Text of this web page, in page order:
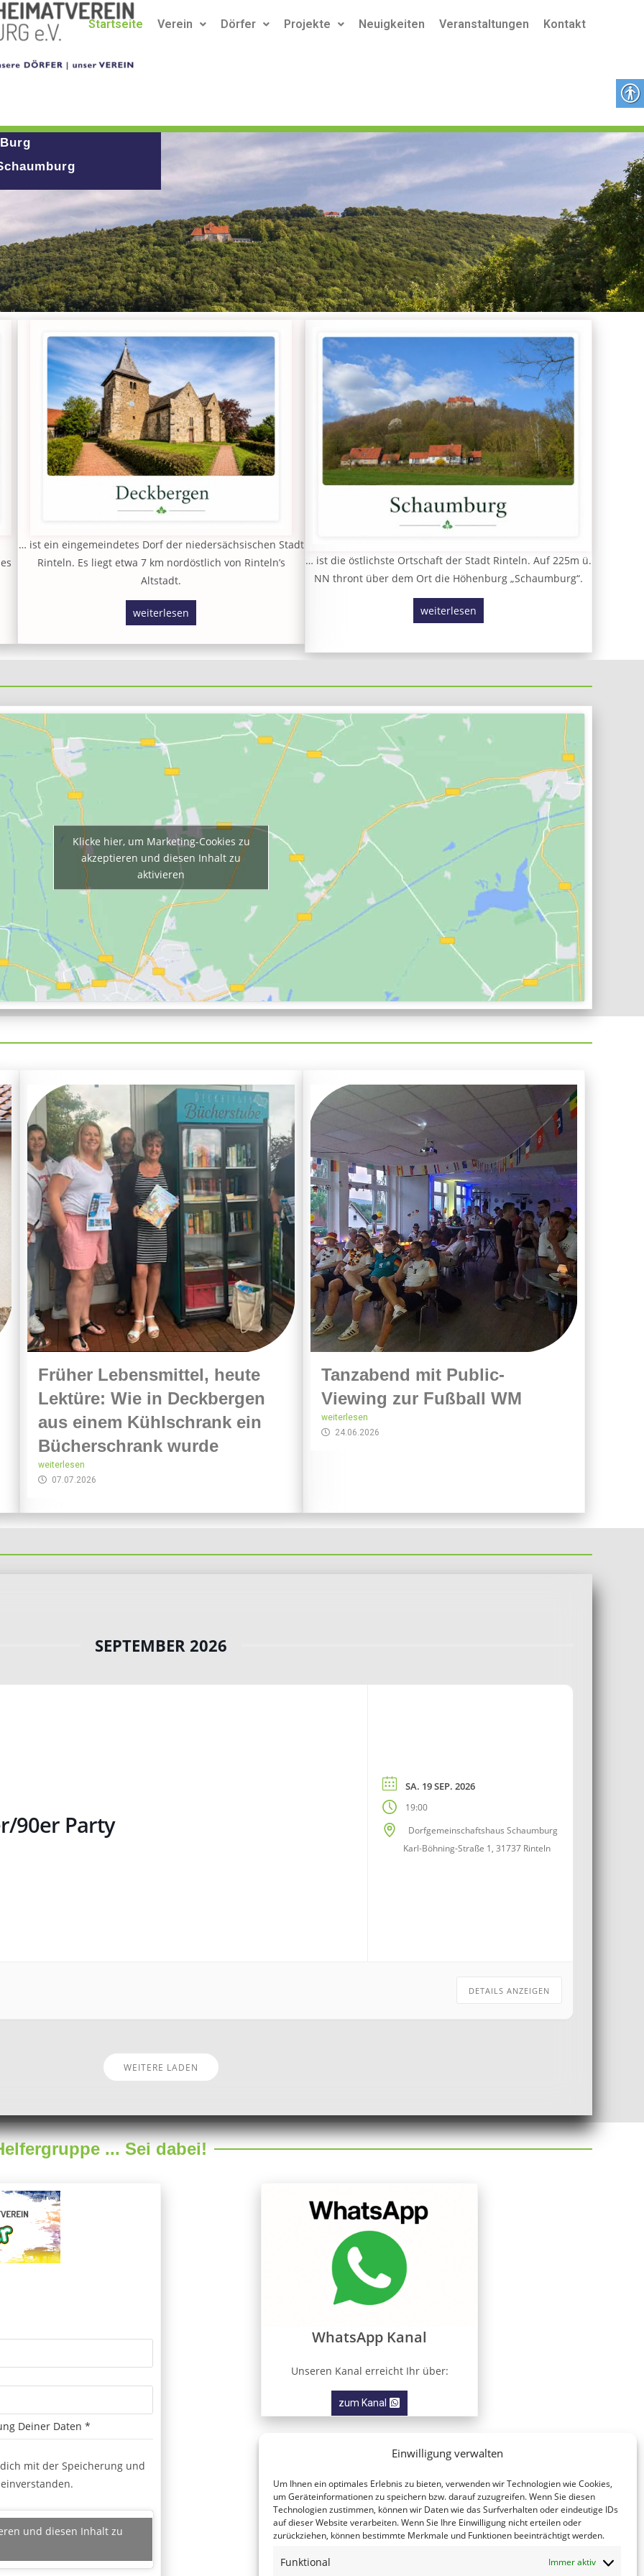
Einwilligung verwalten
Um Ihnen ein optimales Erlebnis zu bieten, verwenden wir Technologien wie Cookies,
um Geräteinformationen zu speichern bzw. darauf zuzugreifen. Wenn Sie diesen
Technologien zustimmen, können wir Daten wie das Surfverhalten oder eindeutige IDs
auf dieser Website verarbeiten. Wenn Sie Ihre Einwilligung nicht erteilen oder
zurückziehen, können bestimmte Merkmale und Funktionen beeinträchtigt werden.
Funktional Immer aktiv
Startseite Verein Dörfer Projekte Neuigkeiten Veranstaltungen Kontakt
… ist ein eingemeindetes Dorf der niedersächsischen Stadt
Rinteln. Es liegt etwa 7 km nordöstlich von Rinteln’s
Altstadt.
weiterlesen
… ist die östlichste Ortschaft der Stadt Rinteln. Auf 225m ü.
NN thront über dem Ort die Höhenburg „Schaumburg“.
weiterlesen
Klicke hier, um Marketing-Cookies zu
akzeptieren und diesen Inhalt zu
aktivieren
Früher Lebensmittel, heute
Lektüre: Wie in Deckbergen
aus einem Kühlschrank ein
Bücherschrank wurde
weiterlesen
07.07.2026
Tanzabend mit Public-
Viewing zur Fußball WM
weiterlesen
24.06.2026
SEPTEMBER 2026
90er Party
SA. 19 SEP. 2026
19:00
Dorfgemeinschaftshaus Schaumburg
Karl-Böhning-Straße 1, 31737 Rinteln
DETAILS ANZEIGEN
WEITERE LADEN
... Sei dabei!
Deiner Daten *
mit der Speicherung und
und diesen Inhalt zu
WhatsApp Kanal
Unseren Kanal erreicht Ihr über:
zum Kanal